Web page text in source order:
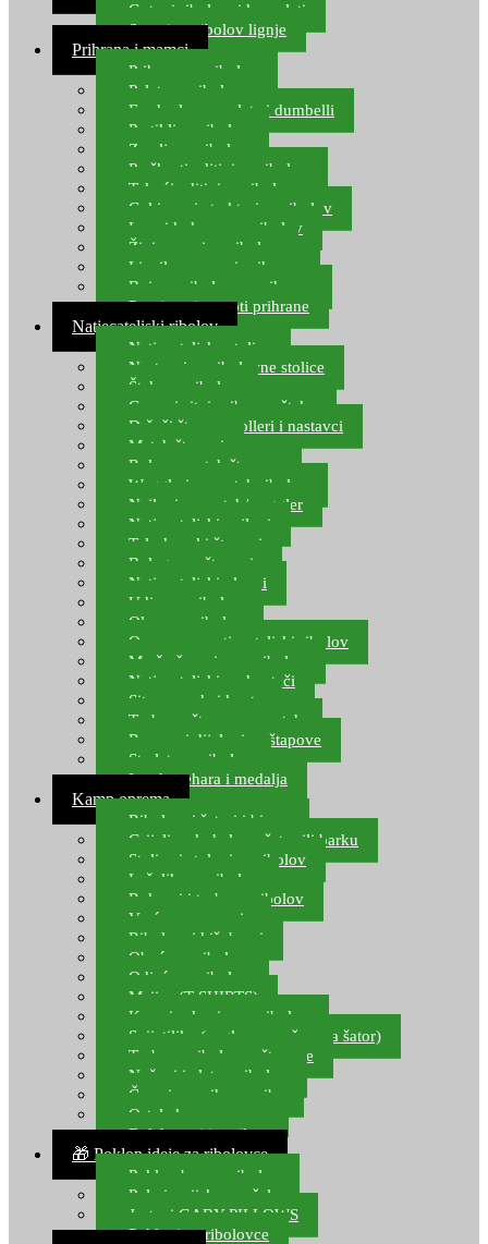
Gotovi ribolovni kompleti
Setovi za ribolov lignje
Prihrana i mamci
Prihrana za ribolov
Pelete za ribolov
Feeder lovne pelete i dumbelli
Partikli za ribolov
Zemlja za ribolov
Praškasti aditivi za ribolov
Tekući aditivi za ribolov
Gel i sprej atraktori za ribolov
Lovni kukuruz za ribolov
Živi mamci za ribolov
Ljepilo za crve i prihranu
Boje za ribolovnu prihranu
Provjereni recepti prihrane
Natjecateljski ribolov
Natjecateljske stolice
Nastavci za ribolovne stolice
Šteke za ribolov
Gume i sitni pribor za šteku
Držači štapova rolleri i nastavci
Match štapovi
Role za match štapove
Waggleri za match ribolov
Najloni za match/waggler
Natjecateljski najloni
Teleskopski štapovi
Bolognese štapovi
Natjecateljski plovci
Udice za ribolov
Olovo za ribolov
Oprema za natjecateljski ribolov
Mreže čuvarice za ribolov
Natjecateljski podmetači
Sito, posude i kante
Torbe za štapove – match
Rezervni dijelovi za štapove
Starlete za ribolov
Izrada pehara i medalja
Kamp oprema
Ribolovni šatori i bivvy
Grijalice, kuhala za šator ili barku
Stolice i stolovi za ribolov
Ležaljke za ribolov
Ruksaci i torbe za ribolov
Vreće za spavanje
Ribolovni kišobrani
Obuća za ribolov
Odjeća za ribolov
Majice (T-SHIRTS)
Kape i rukavice za ribolov
Svijetiljke (naglavne, ručne, za šator)
Torbe za ribolovne štapove
Noževi i alat za ribolov
Čamci za prihranu ribe
Ostala kamp oprema
Dalekozori i optika
🎁 Poklon ideje za ribolovce
Poklon bon za ribolov
Polarizacijske naočale
Jastuci GABY PILLOWS
Pokloni za ribolovce